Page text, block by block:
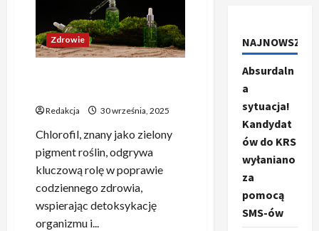
Zdrowie
Redakcja 30 września, 2025
Chlorofil, znany jako zielony
pigment roślin, odgrywa
kluczową rolę w poprawie
codziennego zdrowia,
wspierając detoksykację
organizmu i...
NAJNOWSZE
Absurdaln
a
sytuacja!
Kandydat
ów do KRS
wyłaniano
za
pomocą
SMS-ów